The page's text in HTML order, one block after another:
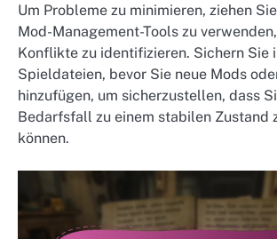
Um Probleme zu minimieren, ziehen
Mod-Management-Tools zu
Konflikte zu identifizieren. Sichern Sie
Spieldateien, bevor Sie neue Mods
hinzufügen, um sicherzustellen, dass
Bedarfsfall zu einem stabilen Zustand
können.